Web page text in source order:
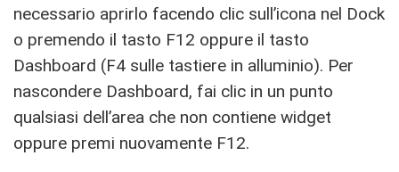
necessario aprirlo facendo clic sull’icona nel Dock
o premendo il tasto F12 oppure il tasto
Dashboard (F4 sulle tastiere in alluminio). Per
nascondere Dashboard, fai clic in un punto
qualsiasi dell’area che non contiene widget
oppure premi nuovamente F12.